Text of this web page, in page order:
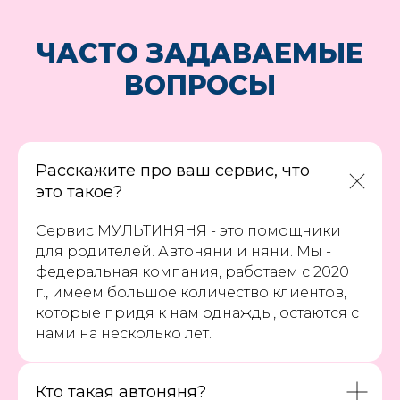
ЧАСТО ЗАДАВАЕМЫЕ
ВОПРОСЫ
Расскажите про ваш сервис, что
это такое?
Сервис МУЛЬТИНЯНЯ - это помощники
для родителей. Автоняни и няни. Мы -
федеральная компания, работаем с 2020
г., имеем большое количество клиентов,
которые придя к нам однажды, остаются с
нами на несколько лет.
Кто такая автоняня?